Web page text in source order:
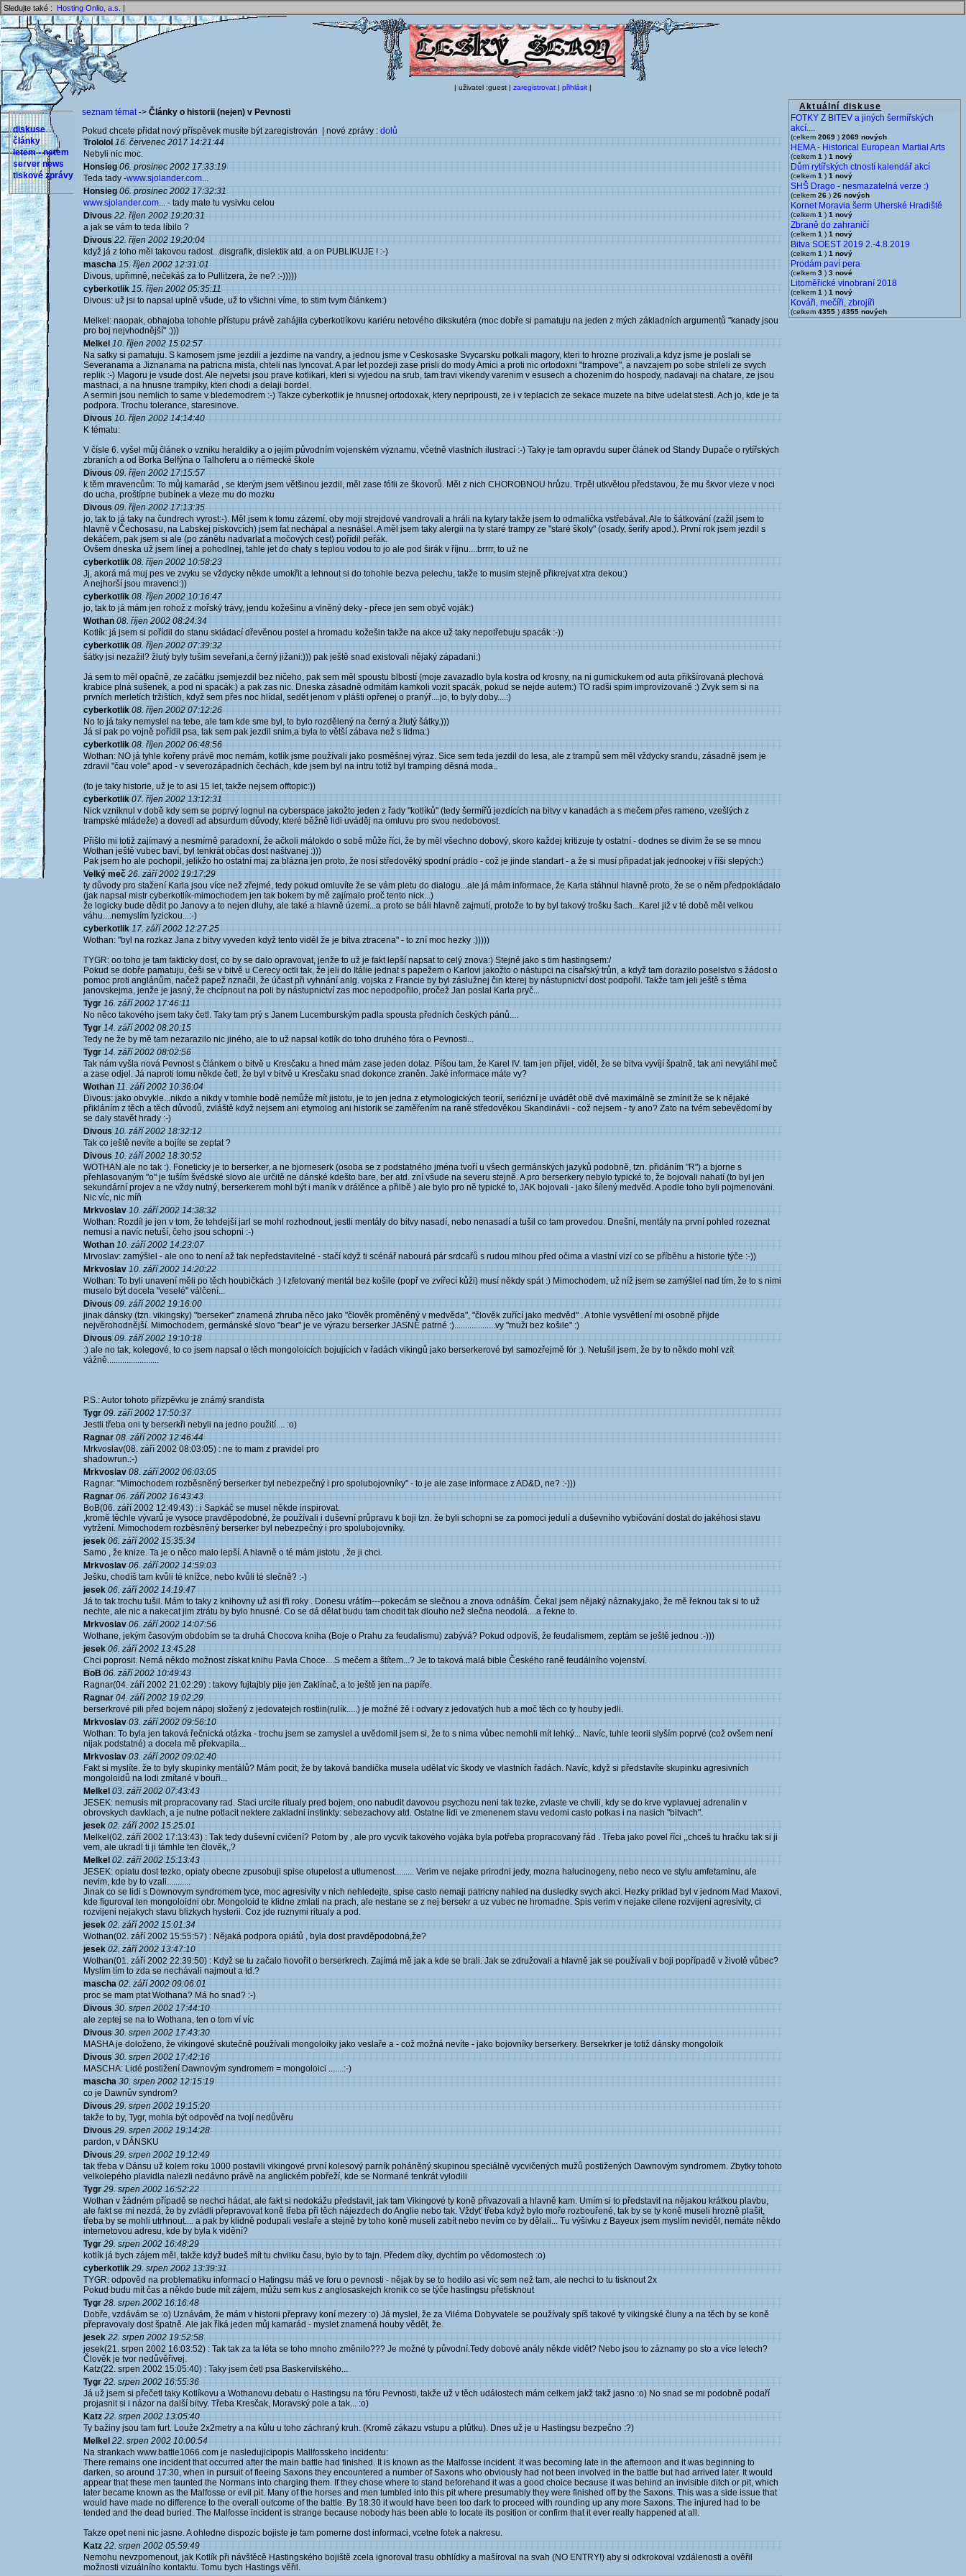
Sledujte také : Hosting Onlio, a.s. |
| uživatel :guest | zaregistrovat | přihlásit |
Aktuální diskuse
FOTKY Z BITEV a jiných šermířských
akcí....
(celkem 2069 ) 2069 nových
HEMA - Historical European Martial Arts
(celkem 1 ) 1 nový
Dům rytířských ctností kalendář akcí
(celkem 1 ) 1 nový
SHŠ Drago - nesmazatelná verze :)
(celkem 26 ) 26 nových
Kornet Moravia šerm Uherské Hradiště
(celkem 1 ) 1 nový
Zbraně do zahraničí
(celkem 1 ) 1 nový
Bitva SOEST 2019 2.-4.8.2019
(celkem 1 ) 1 nový
Prodám paví pera
(celkem 3 ) 3 nové
Litoměřické vinobraní 2018
(celkem 1 ) 1 nový
Kováři, mečíři, zbrojíři
(celkem 4355 ) 4355 nových
diskuse
články
letem - netem
server news
tiskové zprávy
seznam témat-> Články o historii (nejen) v Pevnosti
Pokud chcete přidat nový příspěvek musíte být zaregistrován | nové zprávy : dolů
Trololol 16. červenec 2017 14:21:44
Nebyli nic moc.
Honsieg 06. prosinec 2002 17:33:19
Teda tady -www.sjolander.com...
Honsieg 06. prosinec 2002 17:32:31
www.sjolander.com... - tady mate tu vysivku celou
Divous 22. říjen 2002 19:20:31
a jak se vám to teda líbilo ?
Divous 22. říjen 2002 19:20:04
když já z toho měl takovou radost...disgrafik, dislektik atd. a on PUBLIKUJE ! :-)
mascha 15. říjen 2002 12:31:01
Divous, upřimně, nečekáš za to Pullitzera, že ne? :-)))))
cyberkotlik 15. říjen 2002 05:35:11
Divous: už jsi to napsal uplně všude, už to všichni víme, to stim tvym článkem:)
Melkel: naopak, obhajoba tohohle přístupu právě zahájila cyberkotlíkovu kariéru netového dikskutéra (moc dobře si pamatuju na jeden z mých základních argumentů "kanady jsou
pro boj nejvhodnější" :)))
Melkel 10. říjen 2002 15:02:57
Na satky si pamatuju. S kamosem jsme jezdili a jezdime na vandry, a jednou jsme v Ceskosaske Svycarsku potkali magory, kteri to hrozne prozivali,a kdyz jsme je poslali se
Severanama a Jiznanama na patricna mista, chteli nas lyncovat. A par let pozdeji zase prisli do mody Amici a proti nic ortodoxni "trampove", a navzajem po sobe strileli ze svych
replik :-) Magoru je vsude dost. Ale nejvetsi jsou prave kotlikari, kteri si vyjedou na srub, tam travi vikendy varenim v esusech a chozenim do hospody, nadavaji na chatare, ze jsou
mastnaci, a na hnusne trampiky, kteri chodi a delaji bordel.
A sermiri jsou nemlich to same v bledemodrem :-) Takze cyberkotlik je hnusnej ortodoxak, ktery nepripousti, ze i v teplacich ze sekace muzete na bitve udelat stesti. Ach jo, kde je ta
podpora. Trochu tolerance, staresinove.
Divous 10. říjen 2002 14:14:40
K tématu:
V čísle 6. vyšel můj článek o vzniku heraldiky a o jejím původním vojenském významu, včetně vlastních ilustrací :-) Taky je tam opravdu super článek od Standy Dupače o rytířských
zbraních a od Borka Belfýna o Talhoferu a o německé škole
Divous 09. říjen 2002 17:15:57
k těm mravencům: To můj kamarád , se kterým jsem většinou jezdil, měl zase fófii ze škovorů. Měl z nich CHOROBNOU hrůzu. Trpěl utkvělou představou, že mu škvor vleze v noci
do ucha, proštípne bubínek a vleze mu do mozku
Divous 09. říjen 2002 17:13:35
jo, tak to já taky na čundrech vyrost:-). Měl jsem k tomu zázemí, oby moji strejdové vandrovali a hráli na kytary takže jsem to odmalička vstřebával. Ale to šátkování (zažil jsem to
hlavně v Čechosasu, na Labskej pískovcích) jsem fat nechápal a nesnášel. A měl jsem taky alergii na ty staré trampy ze "staré školy" (osady, šerify apod.). První rok jsem jezdil s
dekáčem, pak jsem si ale (po zánětu nadvarlat a močových cest) pořídil peřák.
Ovšem dneska už jsem línej a pohodlnej, tahle jet do chaty s teplou vodou to jo ale pod širák v říjnu....brrrr, to už ne
cyberkotlik 08. říjen 2002 10:58:23
Jj, akorá má muj pes ve zvyku se vždycky někde umokřit a lehnout si do tohohle bezva pelechu, takže to musim stejně přikrejvat xtra dekou:)
A nejhorší jsou mravenci:))
cyberkotlik 08. říjen 2002 10:16:47
jo, tak to já mám jen rohož z mořský trávy, jendu kožešinu a vlněný deky - přece jen sem obyč voják:)
Wothan 08. říjen 2002 08:24:34
Kotlík: já jsem si pořídil do stanu skládací dřevěnou postel a hromadu kožešin takže na akce už taky nepotřebuju spacák :-))
cyberkotlik 08. říjen 2002 07:39:32
šátky jsi nezažil? žlutý byly tušim seveřani,a černý jižani:))) pak ještě snad existovali nějaký západani:)
Já sem to měl opačně, ze začátku jsemjezdil bez ničeho, pak sem měl spoustu blbostí (moje zavazadlo byla kostra od krosny, na ni gumickukem od auta přikšírovaná plechová
krabice plná sušenek, a pod ni spacák:) a pak zas nic. Dneska zásadně odmítám kamkoli vozit spacák, pokud se nejde autem:) TO radši spim improvizovaně :) Zvyk sem si na
prvních merletích tržištích, když sem přes noc hlídal, sedět jenom v plášti opřenej o pranýř....jo, to byly doby....:)
cyberkotlik 08. říjen 2002 07:12:26
No to já taky nemyslel na tebe, ale tam kde sme byl, to bylo rozdělený na černý a žlutý šátky.)))
Já si pak po vojně pořídil psa, tak sem pak jezdil snim,a byla to větší zábava než s lidma:)
cyberkotlik 08. říjen 2002 06:48:56
Wothan: NO já tyhle kořeny právě moc nemám, kotlík jsme používali jako posměšnej výraz. Sice sem teda jezdil do lesa, ale z trampů sem měl vždycky srandu, zásadně jsem je
zdravil "čau vole" apod - v severozápadních čechách, kde jsem byl na intru totiž byl tramping děsná moda..
(to je taky historie, už je to asi 15 let, takže nejsem offtopic:))
cyberkotlik 07. říjen 2002 13:12:31
Nick vzniknul v době kdy sem se poprvý lognul na cyberspace jakožto jeden z řady "kotlíků" (tedy šermířů jezdících na bitvy v kanadách a s mečem přes rameno, vzešlých z
trampské mládeže) a dovedl ad absurdum důvody, které běžně lidi uváděj na omluvu pro svou nedobovost.
Přišlo mi totiž zajímavý a nesmírně paradoxní, že ačkoli málokdo o sobě může říci, že by měl všechno dobový, skoro každej kritizuje ty ostatní - dodnes se divim že se se mnou
Wothan ještě vubec baví, byl tenkrát občas dost naštvanej :)))
Pak jsem ho ale pochopil, jelikžo ho ostatní maj za blázna jen proto, že nosí středověký spodní prádlo - což je jinde standart - a že si musí připadat jak jednookej v říši slepých:)
Velký meč 26. září 2002 19:17:29
ty důvody pro stažení Karla jsou více než zřejmé, tedy pokud omluvíte že se vám pletu do dialogu...ale já mám informace, že Karla stáhnul hlavně proto, že se o něm předpokládalo
(jak napsal mistr cyberkotlík-mimochodem jen tak bokem by mě zajímalo proč tento nick...)
že logicky bude dědit po Janovy a to nejen dluhy, ale také a hlavně území...a proto se báli hlavně zajmutí, protože to by byl takový trošku šach...Karel již v té době měl velkou
váhu....nemyslím fyzickou...:-)
cyberkotlik 17. září 2002 12:27:25
Wothan: "byl na rozkaz Jana z bitvy vyveden když tento viděl že je bitva ztracena" - to zní moc hezky :)))))
TYGR: oo toho je tam fakticky dost, co by se dalo opravovat, jenže to už je fakt lepší napsat to celý znova:) Stejně jako s tim hastingsem:/
Pokud se dobře pamatuju, češi se v bitvě u Cerecy octli tak, že jeli do Itálie jednat s papežem o Karlovi jakožto o nástupci na císařský trůn, a když tam dorazilo poselstvo s žádost o
pomoc proti anglánům, načež papež nznačil, že účast při vyhnání anlg. vojska z Francie by byl záslužnej čin kterej by nástupnictví dost podpořil. Takže tam jeli ještě s těma
janovskejma, jenže je jasný, že chcípnout na poli by nástupnictví zas moc nepodpořilo, pročež Jan poslal Karla pryč...
Tygr 16. září 2002 17:46:11
No něco takového jsem taky četl. Taky tam prý s Janem Lucemburským padla spousta předních českých pánů....
Tygr 14. září 2002 08:20:15
Tedy ne že by mě tam nezarazilo nic jiného, ale to už napsal kotlík do toho druhého fóra o Pevnosti...
Tygr 14. září 2002 08:02:56
Tak nám vyšla nová Pevnost s článkem o bitvě u Kresčaku a hned mám zase jeden dotaz. Píšou tam, že Karel IV. tam jen přijel, viděl, že se bitva vyvíjí špatně, tak ani nevytáhl meč
a zase odjel. Já naproti tomu někde četl, že byl v bitvě u Kresčaku snad dokonce zraněn. Jaké informace máte vy?
Wothan 11. září 2002 10:36:04
Divous: jako obvykle...nikdo a nikdy v tomhle bodě nemůže mít jistotu, je to jen jedna z etymologických teorií, seriózní je uvádět obě dvě maximálně se zmínit že se k nějaké
přikláním z těch a těch důvodů, zvláště když nejsem ani etymolog ani historik se zaměřením na raně středověkou Skandinávii - což nejsem - ty ano? Zato na tvém sebevědomí by
se daly stavět hrady :-)
Divous 10. září 2002 18:32:12
Tak co ještě nevíte a bojíte se zeptat ?
Divous 10. září 2002 18:30:52
WOTHAN ale no tak :). Foneticky je to berserker, a ne bjorneserk (osoba se z podstatného jména tvoří u všech germánských jazyků podobně, tzn. přidáním "R") a bjorne s
přehlasovaným "o" je tuším švédské slovo ale určitě ne dánské kdešto bare, ber atd. zní všude na severu stejně. A pro berserkery nebylo typické to, že bojovali nahatí (to byl jen
sekundární projev a ne vždy nutný, berserkerem mohl být i maník v drátěnce a přilbě ) ale bylo pro ně typické to, JAK bojovali - jako šílený medvěd. A podle toho byli pojmenováni.
Nic víc, nic míň
Mrkvoslav 10. září 2002 14:38:32
Wothan: Rozdíl je jen v tom, že tehdejší jarl se mohl rozhodnout, jestli mentály do bitvy nasadí, nebo nenasadí a tušil co tam provedou. Dnešní, mentály na první pohled rozeznat
nemusí a navíc netuší, čeho jsou schopni :-)
Wothan 10. září 2002 14:23:07
Mrvoslav: zamýšlel - ale ono to není až tak nepředstavitelné - stačí když ti scénář nabourá pár srdcařů s rudou mlhou před očima a vlastní vizí co se příběhu a historie týče :-))
Mrkvoslav 10. září 2002 14:20:22
Wothan: To byli unavení měli po těch houbičkách :) I zfetovaný mentál bez košile (popř ve zvířecí kůži) musí někdy spát :) Mimochodem, už níž jsem se zamýšlel nad tím, že to s nimi
muselo být docela "veselé" válčení...
Divous 09. září 2002 19:16:00
jinak dánsky (tzn. vikingsky) "berseker" znamená zhruba něco jako "člověk proměněný v medvěda", "člověk zuřící jako medvěd" . A tohle vysvětlení mi osobně přijde
nejvěrohodnější. Mimochodem, germánské slovo "bear" je ve výrazu berserker JASNĚ patrné :)...................vy "muži bez košile" :)
Divous 09. září 2002 19:10:18
:) ale no tak, kolegové, to co jsem napsal o těch mongoloicích bojujících v řadách vikingů jako berserkerové byl samozřejmě fór :). Netušil jsem, že by to někdo mohl vzít
vážně........................
P.S.: Autor tohoto přízpěvku je známý srandista
Tygr 09. září 2002 17:50:37
Jestli třeba oni ty berserkři nebyli na jedno použití.... :o)
Ragnar 08. září 2002 12:46:44
Mrkvoslav(08. září 2002 08:03:05) : ne to mam z pravidel pro
shadowrun.:-)
Mrkvoslav 08. září 2002 06:03:05
Ragnar: "Mimochodem rozběsněný berserker byl nebezpečný i pro spolubojovníky" - to je ale zase informace z AD&D, ne? :-)))
Ragnar 06. září 2002 16:43:43
BoB(06. září 2002 12:49:43) : i Sapkáč se musel někde inspirovat.
,kromě těchle vývarů je vysoce pravděpodobné, že používali i duševní průpravu k boji tzn. že byli schopni se za pomoci jedulí a duševního vybičování dostat do jakéhosi stavu
vytržení. Mimochodem rozběsněný berserker byl nebezpečný i pro spolubojovníky.
jesek 06. září 2002 15:35:34
Samo , že knize. Ta je o něco malo lepší. A hlavně o té mám jistotu , že ji chci.
Mrkvoslav 06. září 2002 14:59:03
Ješku, chodíš tam kvůli té knížce, nebo kvůli té slečně? :-)
jesek 06. září 2002 14:19:47
Já to tak trochu tušil. Mám to taky z knihovny už asi tři roky . Donesu vrátím---pokecám se slečnou a znova odnáším. Čekal jsem nějaký náznaky,jako, že mě řeknou tak si to už
nechte, ale nic a nakecat jim ztrátu by bylo hnusné. Co se dá dělat budu tam chodit tak dlouho než slečna neodolá....a řekne to.
Mrkvoslav 06. září 2002 14:07:56
Wothane, jekým časovým obdobím se ta druhá Chocova kniha (Boje o Prahu za feudalismu) zabývá? Pokud odpovíš, že feudalismem, zeptám se ještě jednou :-)))
jesek 06. září 2002 13:45:28
Chci poprosit. Nemá někdo možnost získat knihu Pavla Choce....S mečem a štítem...? Je to taková malá bible Českého raně feudálního vojenství.
BoB 06. září 2002 10:49:43
Ragnar(04. září 2002 21:02:29) : takovy fujtajbly pije jen Zaklínač, a to ještě jen na papíře.
Ragnar 04. září 2002 19:02:29
berserkrové pili před bojem nápoj složený z jedovatejch rostlin(rulík.....) je možné žě i odvary z jedovatých hub a moč těch co ty houby jedli.
Mrkvoslav 03. září 2002 09:56:10
Wothan: To byla jen taková řečnická otázka - trochu jsem se zamyslel a uvědomil jsem si, že to s nima vůbec nemohli mít lehký... Navíc, tuhle teorii slyším poprvé (což ovšem není
nijak podstatné) a docela mě překvapila...
Mrkvoslav 03. září 2002 09:02:40
Fakt si myslíte. že to byly skupinky mentálů? Mám pocit, že by taková bandička musela udělat víc škody ve vlastních řadách. Navíc, když si představíte skupinku agresivních
mongoloidů na lodi zmítané v bouři...
Melkel 03. září 2002 07:43:43
JESEK: nemusis mit propracovany rad. Staci urcite ritualy pred bojem, ono nabudit davovou psychozu neni tak tezke, zvlaste ve chvili, kdy se do krve vyplavuej adrenalin v
obrovskych davklach, a je nutne potlacit nektere zakladni instinkty: sebezachovy atd. Ostatne lidi ve zmenenem stavu vedomi casto potkas i na nasich "bitvach".
jesek 02. září 2002 15:25:01
Melkel(02. září 2002 17:13:43) : Tak tedy duševní cvičení? Potom by , ale pro vycvik takového vojáka byla potřeba propracovaný řád . Třeba jako povel říci ,,chceš tu hračku tak si ji
vem, ale ukradl ti ji támhle ten člověk,,?
Melkel 02. září 2002 15:13:43
JESEK: opiatu dost tezko, opiaty obecne zpusobuji spise otupelost a utlumenost......... Verim ve nejake prirodni jedy, mozna halucinogeny, nebo neco ve stylu amfetaminu, ale
nevim, kde by to vzali...........
Jinak co se lidi s Downovym syndromem tyce, moc agresivity v nich nehledejte, spise casto nemaji patricny nahled na dusledky svych akci. Hezky priklad byl v jednom Mad Maxovi,
kde figuroval ten mongoloidni obr. Mongoloid te klidne zmlati na prach, ale nestane se z nej bersekr a uz vubec ne hromadne. Spis verim v nejake cilene rozvijeni agresivity, ci
rozvijeni nejakych stavu blizkych hysterii. Coz jde ruznymi ritualy a pod.
jesek 02. září 2002 15:01:34
Wothan(02. září 2002 15:55:57) : Nějaká podpora opiátů , byla dost pravděpodobná,že?
jesek 02. září 2002 13:47:10
Wothan(01. září 2002 22:39:50) : Když se tu začalo hovořit o berserkrech. Zajímá mě jak a kde se brali. Jak se združovali a hlavně jak se používali v boji popřípadě v životě vůbec?
Myslím tím to zda se nechávali najmout a td.?
mascha 02. září 2002 09:06:01
proc se mam ptat Wothana? Má ho snad? :-)
Divous 30. srpen 2002 17:44:10
ale zeptej se na to Wothana, ten o tom ví víc
Divous 30. srpen 2002 17:43:30
MASHA je doloženo, že vikingové skutečně používali mongoloiky jako veslaře a - což možná nevíte - jako bojovníky berserkery. Bersekrker je totiž dánsky mongoloik
Divous 30. srpen 2002 17:42:16
MASCHA: Lidé postižení Dawnovým syndromem = mongoloici .......:-)
mascha 30. srpen 2002 12:15:19
co je Dawnův syndrom?
Divous 29. srpen 2002 19:15:20
takže to by, Tygr, mohla být odpověď na tvojí nedůvěru
Divous 29. srpen 2002 19:14:28
pardon, v DÁNSKU
Divous 29. srpen 2002 19:12:49
tak třeba v Dánsu už kolem roku 1000 postavili vikingové první kolesový parník poháněný skupinou speciálně vycvičených mužů postižených Dawnovým syndromem. Zbytky tohoto
velkolepého plavidla nalezli nedávno právě na anglickém pobřeží, kde se Normané tenkrát vylodili
Tygr 29. srpen 2002 16:52:22
Wothan v žádném případě se nechci hádat, ale fakt si nedokážu představit, jak tam Vikingové ty koně přivazovali a hlavně kam. Umím si to představit na nějakou krátkou plavbu,
ale fakt se mi nezdá, že by zvládli přepravovat koně třeba při těch nájezdech do Anglie nebo tak. Vždyť třeba když bylo moře rozbouřené, tak by se ty koně museli hrozně plašit,
třeba by se mohli utrhnout.... a pak by klidně podupali veslaře a stejně by toho koně museli zabít nebo nevím co by dělali... Tu výšivku z Bayeux jsem myslím neviděl, nemáte někdo
internetovou adresu, kde by byla k vidění?
Tygr 29. srpen 2002 16:48:29
kotlík já bych zájem měl, takže když budeš mít tu chvilku času, bylo by to fajn. Předem díky, dychtím po vědomostech :o)
cyberkotlik 29. srpen 2002 13:39:31
TYGR: odpověd na problematiku informací o Hatingsu máš ve foru o pevnosti - nějak by se to hodilo asi víc sem než tam, ale nechci to tu tisknout 2x
Pokud budu mít čas a někdo bude mít zájem, můžu sem kus z anglosaskejch kronik co se týče hastingsu přetisknout
Tygr 28. srpen 2002 16:16:48
Dobře, vzdávám se :o) Uznávám, že mám v historii přepravy koní mezery :o) Já myslel, že za Viléma Dobyvatele se používaly spíš takové ty vikingské čluny a na těch by se koně
přepravovaly dost špatně. Ale jak říká jeden můj kamarád - myslet znamená houby vědět, že.
jesek 22. srpen 2002 19:52:58
jesek(21. srpen 2002 16:03:52) : Tak tak za ta léta se toho mnoho změnilo??? Je možné ty původní.Tedy dobové anály někde vidět? Nebo jsou to záznamy po sto a více letech?
Člověk je tvor nedůvěřivej.
Katz(22. srpen 2002 15:05:40) : Taky jsem četl psa Baskervilského...
Tygr 22. srpen 2002 16:55:36
Já už jsem si přečetl taky Kotlíkovu a Wothanovu debatu o Hastingsu na fóru Pevnosti, takže už v těch událostech mám celkem jakž takž jasno :o) No snad se mi podobně podaří
projasnit si i názor na další bitvy. Třeba Kresčak, Moravský pole a tak... :o)
Katz 22. srpen 2002 13:05:40
Ty bažiny jsou tam furt. Louže 2x2metry a na kůlu u toho záchraný kruh. (Kromě zákazu vstupu a plůtku). Dnes už je u Hastingsu bezpečno :?)
Melkel 22. srpen 2002 10:00:54
Na strankach www.battle1066.com je nasledujicipopis Mallfosskeho incidentu:
There remains one incident that occurred after the main battle had finished. It is known as the Malfosse incident. It was becoming late in the afternoon and it was beginning to
darken, so around 17:30, when in pursuit of fleeing Saxons they encountered a number of Saxons who obviously had not been involved in the battle but had arrived later. It would
appear that these men taunted the Normans into charging them. If they chose where to stand beforehand it was a good choice because it was behind an invisible ditch or pit, which
later became known as the Malfosse or evil pit. Many of the horses and men tumbled into this pit where presumably they were finished off by the Saxons. This was a side issue that
would have made no difference to the overall outcome of the battle. By 18:30 it would have been too dark to proceed with rounding up any more Saxons. The injured had to be
tended and the dead buried. The Malfosse incident is strange because nobody has been able to locate its position or confirm that it ever really happened at all.
Takze opet neni nic jasne. A ohledne dispozic bojiste je tam pomerne dost informaci, vcetne fotek a nakresu.
Katz 22. srpen 2002 05:59:49
Nemohu nevzpomenout, jak Kotlík při návštěcě Hastingského bojiště zcela ignoroval trasu obhlídky a mašíroval na svah (NO ENTRY!) aby si odkrokoval vzdálenosti a ověřil
možnosti vizuálního kontaktu. Tomu bych Hastings věřil.